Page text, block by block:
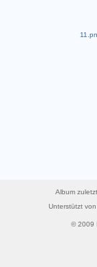
Album
Unterstützt
© 2009